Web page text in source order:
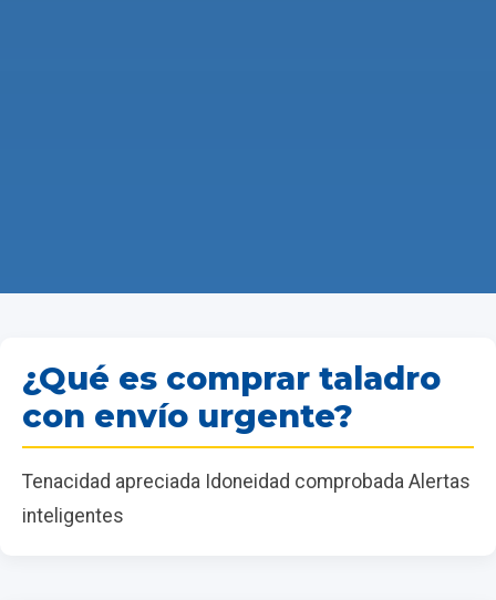
¿Qué es comprar taladro
con envío urgente?
Tenacidad apreciada Idoneidad comprobada Alertas
inteligentes